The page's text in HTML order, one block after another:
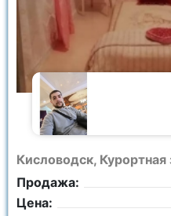
Кисловодск, Курортная
Продажа:
Цена: